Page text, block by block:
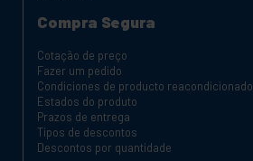
Compra Segura
Cotação de preço
Fazer um pedido
Condiciones de producto reacondicionado
Estados do produto
Prazos de entrega
Tipos de descontos
Descontos por quantidade